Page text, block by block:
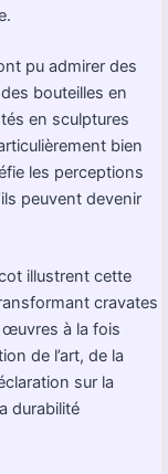
pu admirer des
bouteilles en
en sculptures
bien
les perceptions
peuvent devenir
illustrent cette
cravates
œuvres à la fois
de l’art, de la
sur la
durabilité